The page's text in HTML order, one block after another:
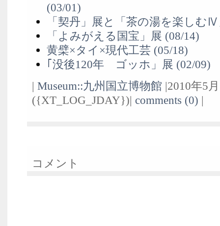
(03/01)
「契丹」展と「茶の湯を楽しむ
「よみがえる国宝」展 (08/14)
黄檗×タイ×現代工芸 (05/18)
｢没後120年 ゴッホ」展 (02/09)
| Museum::九州国立博物館 |2010年5
({XT_LOG_JDAY})| comments (0) |
コメント